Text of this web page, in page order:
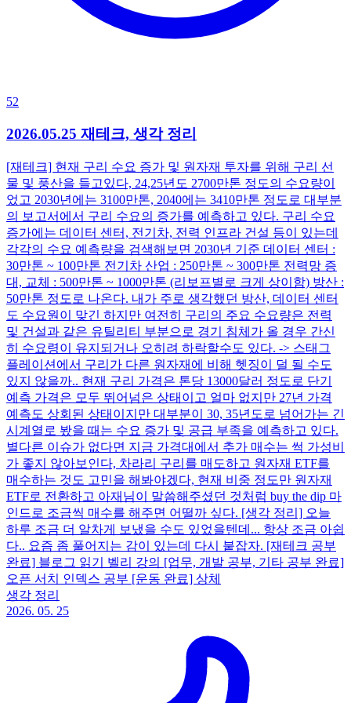
52
2026.05.25 재테크, 생각 정리
[재테크] 현재 구리 수요 증가 및 원자재 투자를 위해 구리 선
물 및 풍산을 들고있다, 24,25년도 2700만톤 정도의 수요량이
었고 2030년에는 3100만톤, 2040에는 3410만톤 정도로 대부분
의 보고서에서 구리 수요의 증가를 예측하고 있다. 구리 수요
증가에는 데이터 센터, 전기차, 전력 인프라 건설 등이 있는데
각각의 수요 예측량을 검색해보면 2030년 기준 데이터 센터 :
30만톤 ~ 100만톤 전기차 산업 : 250만톤 ~ 300만톤 전력망 증
대, 교체 : 500만톤 ~ 1000만톤 (리보프별로 크게 상이함) 방산 :
50만톤 정도로 나온다. 내가 주로 생각했던 방산, 데이터 센터
도 수요원이 맞긴 하지만 여전히 구리의 주요 수요량은 전력
및 건설과 같은 유틸리티 부분으로 경기 침체가 올 경우 간신
히 수요령이 유지되거나 오히려 하락할수도 있다. -> 스태그
플레이션에서 구리가 다른 원자재에 비해 헷징이 덜 될 수도
있지 않을까.. 현재 구리 가격은 톤당 13000달러 정도로 단기
예측 가격은 모두 뛰어넘은 상태이고 얼마 없지만 27년 가격
예측도 상회된 상태이지만 대부분이 30, 35년도로 넘어가는 긴
시계열로 봤을 때는 수요 증가 및 공급 부족을 예측하고 있다.
별다른 이슈가 없다면 지금 가격대에서 추가 매수는 썩 가성비
가 좋지 않아보인다, 차라리 구리를 매도하고 원자재 ETF를
매수하는 것도 고민을 해봐야겠다, 현재 비중 정도만 원자재
ETF로 전환하고 아재님이 말씀해주셨던 것처럼 buy the dip 마
인드로 조금씩 매수를 해주면 어떨까 싶다. [생각 정리] 오늘
하루 조금 더 알차게 보냈을 수도 있었을텐데... 항상 조금 아쉽
다.. 요즘 좀 풀어지는 감이 있는데 다시 붙잡자. [재테크 공부
완료] 블로그 읽기 벨리 강의 [업무, 개발 공부, 기타 공부 완료]
오픈 서치 인덱스 공부 [운동 완료] 상체
생각 정리
2026. 05. 25